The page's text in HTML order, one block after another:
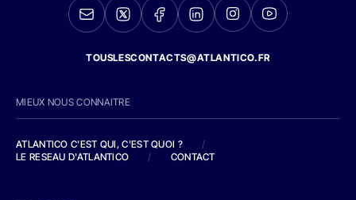
TOUSLESCONTACTS@ATLANTICO.FR
MIEUX NOUS CONNAITRE
ATLANTICO C'EST QUI, C'EST QUOI ?
/
LE RESEAU D'ATLANTICO
/ CONTACT